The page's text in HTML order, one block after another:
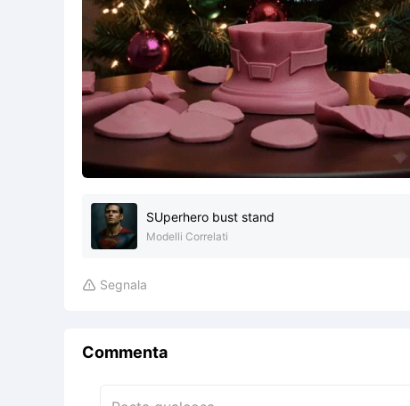
SUperhero bust stand
Modelli Correlati
 Segnala
Commenta